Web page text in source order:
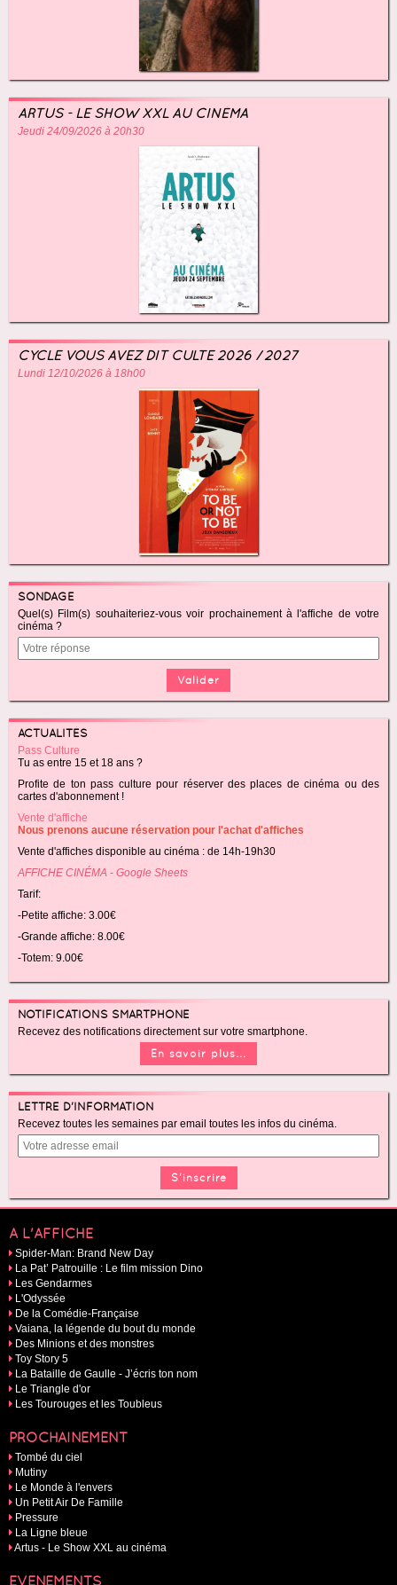
ARTUS - LE SHOW XXL AU CINÉMA
Jeudi 24/09/2026 à 20h30
CYCLE VOUS AVEZ DIT CULTE 2026 / 2027
Lundi 12/10/2026 à 18h00
SONDAGE
Quel(s) Film(s) souhaiteriez-vous voir prochainement à l'affiche de votre
cinéma ?
ACTUALITÉS
Pass Culture
Tu as entre 15 et 18 ans ?
Profite de ton pass culture pour réserver des places de cinéma ou des
cartes d'abonnement !
Vente d'affiche
Nous prenons aucune réservation pour l'achat d'affiches
Vente d'affiches disponible au cinéma : de 14h-19h30
AFFICHE CINÉMA - Google Sheets
Tarif:
-Petite affiche: 3.00€
-Grande affiche: 8.00€
-Totem: 9.00€
NOTIFICATIONS SMARTPHONE
Recevez des notifications directement sur votre smartphone.
En savoir plus...
LETTRE D'INFORMATION
Recevez toutes les semaines par email toutes les infos du cinéma.
A L'AFFICHE
Spider-Man: Brand New Day
La Pat’ Patrouille : Le film mission Dino
Les Gendarmes
L'Odyssée
De la Comédie-Française
Vaiana, la légende du bout du monde
Des Minions et des monstres
Toy Story 5
La Bataille de Gaulle - J’écris ton nom
Le Triangle d'or
Les Tourouges et les Toubleus
PROCHAINEMENT
Tombé du ciel
Mutiny
Le Monde à l'envers
Un Petit Air De Famille
Pressure
La Ligne bleue
Artus - Le Show XXL au cinéma
EVÉNEMENTS